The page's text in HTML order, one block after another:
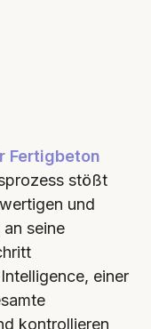
Fertigbeton
stößt
und
seine
einer
kontrollieren